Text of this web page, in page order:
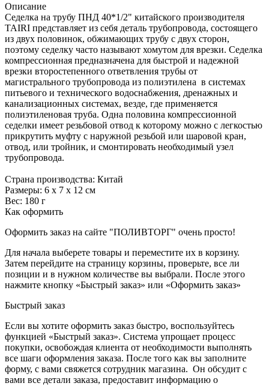
Описание
Седелка на трубу ПНД 40*1/2" китайского производителя
TAIRI представляет из себя деталь трубопровода, состоящего
из двух половинок, обжимающих трубу с двух сторон,
поэтому седелку часто называют хомутом для врезки. Седелка
компрессионная предназначена для быстрой и надежной
врезки второстепенного ответвления трубы от
магистрального трубопровода из полиэтилена в системах
питьевого и технического водоснабжения, дренажных и
канализационных системах, везде, где применяется
полиэтиленовая труба. Одна половина компрессионной
седелки имеет резьбовой отвод к которому можно с легкостью
прикрутить муфту с наружной резьбой или шаровой кран,
отвод, или тройник, и смонтировать необходимый узел
трубопровода.
Страна производства: Китай
Размеры: 6 х 7 х 12 см
Вес: 180 г
Как оформить
Оформить заказ на сайте "ПОЛИВТОРГ" очень просто!
Для начала выберете товары и переместите их в корзину.
Затем перейдите на страницу корзины, проверьте, все ли
позиции и в нужном количестве вы выбрали. После этого
нажмите кнопку «Быстрый заказ» или «Оформить заказ»
Быстрый заказ
Если вы хотите оформить заказ быстро, воспользуйтесь
функцией «Быстрый заказ». Система упрощает процесс
покупки, освобождая клиента от необходимости выполнять
все шаги оформления заказа. После того как вы заполните
форму, с вами свяжется сотрудник магазина. Он обсудит с
вами все детали заказа, предоставит информацию о